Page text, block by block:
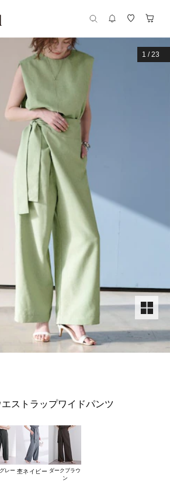
1 /23
ストラップワイドパンツ
レー 杢ネイビー ダークブラウ